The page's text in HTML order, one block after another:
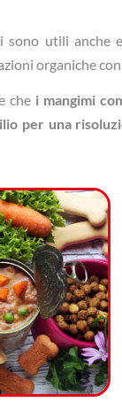
sono utili anche
organiche
che i mangimi
per una